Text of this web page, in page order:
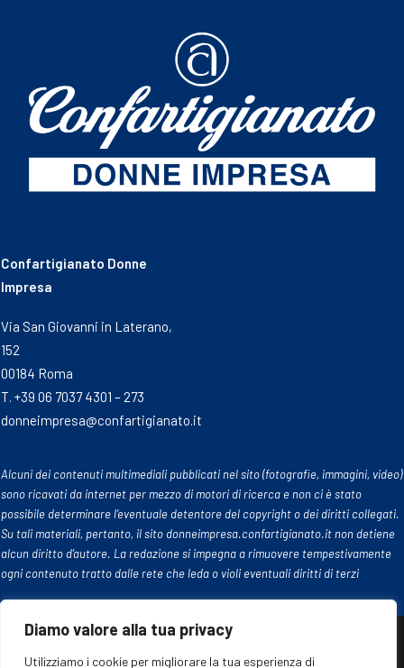
Diamo valore alla tua privacy
Utilizziamo i cookie per migliorare la tua esperienza di
Confartigianato Donne
Impresa
Via San Giovanni in Laterano,
152
00184 Roma
T. +39 06 7037 4301 – 273
donneimpresa@confartigianato.it
Alcuni dei contenuti multimediali pubblicati nel sito (fotografie, immagini, video)
sono ricavati da internet per mezzo di motori di ricerca e non ci è stato
possibile determinare l’eventuale detentore del copyright o dei diritti collegati.
Su tali materiali, pertanto, il sito donneimpresa.confartigianato.it non detiene
alcun diritto d’autore. La redazione si impegna a rimuovere tempestivamente
ogni contenuto tratto dalle rete che leda o violi eventuali diritti di terzi